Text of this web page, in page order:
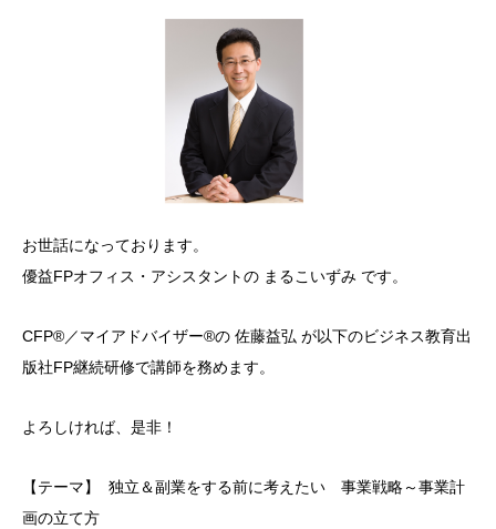
お世話になっております。
優益FPオフィス・アシスタントの まるこいずみ です。
CFP®／マイアドバイザー®の 佐藤益弘 が以下のビジネス教育出
版社FP継続研修で講師を務めます。
よろしければ、是非！
【テーマ】 独立＆副業をする前に考えたい 事業戦略～事業計
画の立て方